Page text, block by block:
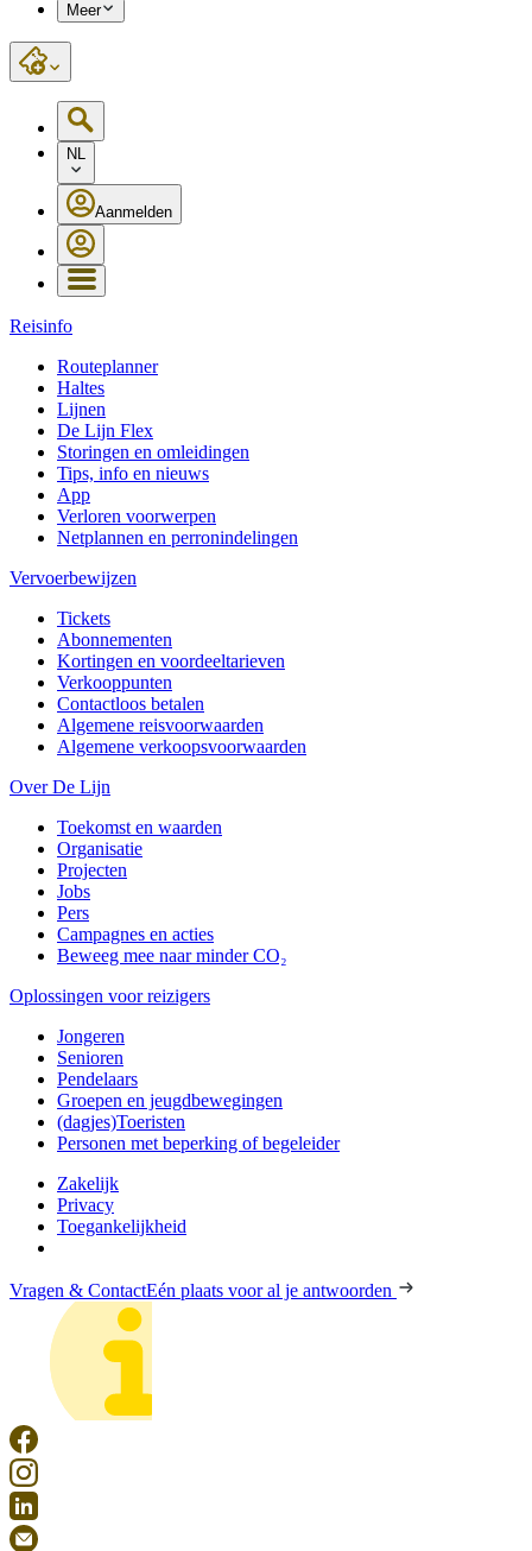
Meer
NL
Aanmelden
Reisinfo
Routeplanner
Haltes
Lijnen
De Lijn Flex
Storingen en omleidingen
Tips, info en nieuws
App
Verloren voorwerpen
Netplannen en perronindelingen
Vervoerbewijzen
Tickets
Abonnementen
Kortingen en voordeeltarieven
Verkooppunten
Contactloos betalen
Algemene reisvoorwaarden
Algemene verkoopsvoorwaarden
Over De Lijn
Toekomst en waarden
Organisatie
Projecten
Jobs
Pers
Campagnes en acties
Beweeg mee naar minder CO₂
Oplossingen voor reizigers
Jongeren
Senioren
Pendelaars
Groepen en jeugdbewegingen
(dagjes)Toeristen
Personen met beperking of begeleider
Zakelijk
Privacy
Toegankelijkheid
Vragen & ContactEén plaats voor al je antwoorden